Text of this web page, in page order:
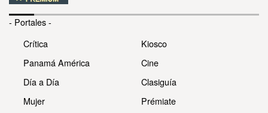
- Portales -
Crítica
Panamá América
Día a Día
Mujer
Kiosco
Cine
Clasiguía
Prémiate